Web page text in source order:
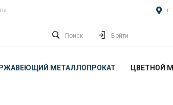
Поиск Войти
МЕТАЛЛОПРОКАТ ЦВЕТНОЙ